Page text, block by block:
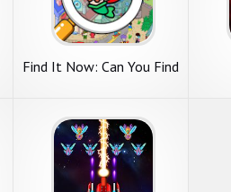
Find It Now: Can You Find